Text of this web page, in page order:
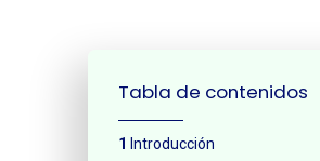
Tabla de contenidos
Introducción